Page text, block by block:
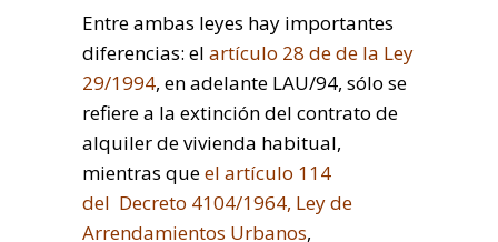
Entre ambas leyes hay importantes
diferencias: el artículo 28 de de la Ley
29/1994, en adelante LAU/94, sólo se
refiere a la extinción del contrato de
alquiler de vivienda habitual,
mientras queel artículo 114
del Decreto 4104/1964, Ley de
Arrendamientos Urbanos,